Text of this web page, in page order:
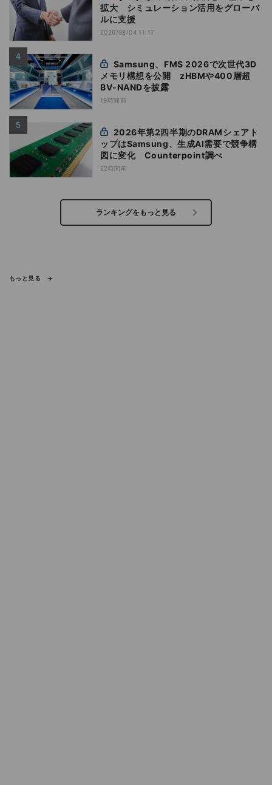
拡大 シミュレーション活用をグローバ
ルに支援
2026/08/04 11:17
メモリ構想を公開 zHBMや400層超
BV-NANDを披露
19時間前
ップはSamsung、生成AI需要で競争構
図に変化 Counterpoint調べ
22時間前
ランキングをもっと見る
もっと見る